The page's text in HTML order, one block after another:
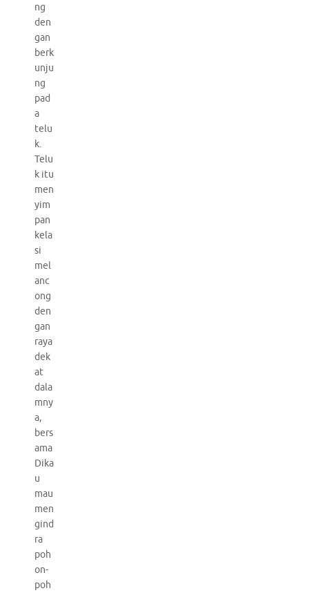
ng
den
gan
berk
unju
ng
pad
a
telu
k.
Telu
k itu
men
yim
pan
kela
si
mel
anc
ong
den
gan
raya
dek
at
dala
mny
a,
bers
ama
Dika
u
mau
men
gind
ra
poh
on-
poh